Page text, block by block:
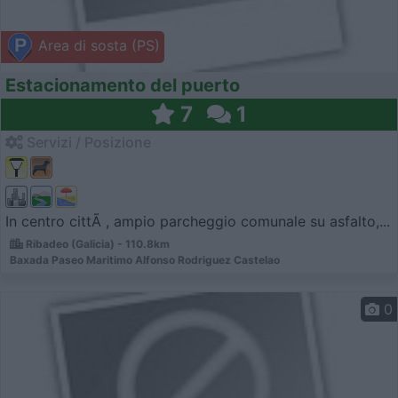
Area di sosta (PS)
Estacionamento del puerto
7 1
In centro cittÃ , ampio parcheggio comunale su asfalto,...
Ribadeo (Galicia) - 110.8km
Baxada Paseo Maritimo Alfonso Rodriguez Castelao
0